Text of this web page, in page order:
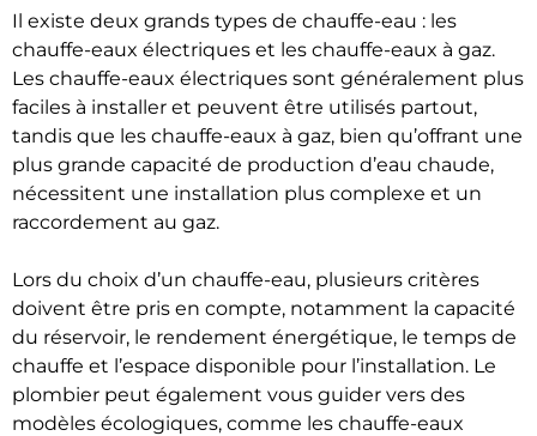
Il existe deux grands types de chauffe-eau : les
chauffe-eaux électriques et les chauffe-eaux à gaz.
Les chauffe-eaux électriques sont généralement plus
faciles à installer et peuvent être utilisés partout,
tandis que les chauffe-eaux à gaz, bien qu’offrant une
plus grande capacité de production d’eau chaude,
nécessitent une installation plus complexe et un
raccordement au gaz.
Lors du choix d’un chauffe-eau, plusieurs critères
doivent être pris en compte, notamment la capacité
du réservoir, le rendement énergétique, le temps de
chauffe et l’espace disponible pour l’installation. Le
plombier peut également vous guider vers des
modèles écologiques, comme les chauffe-eaux